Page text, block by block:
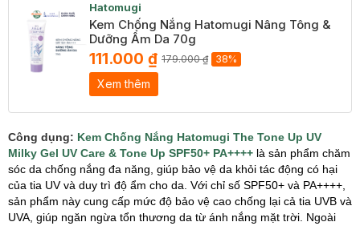
Hatomugi
Kem Chống Nắng Hatomugi Nâng Tông &
Dưỡng Ẩm Da 70g
111.000 ₫ 179.000 ₫ 38%
Xem thêm
Công dụng: Kem Chống Nắng Hatomugi The Tone Up UV
Milky Gel UV Care & Tone Up SPF50+ PA++++ là sản phẩm chăm
sóc da chống nắng đa năng, giúp bảo vệ da khỏi tác động có hại
của tia UV và duy trì độ ẩm cho da. Với chỉ số SPF50+ và PA++++,
sản phẩm này cung cấp mức độ bảo vệ cao chống lại cả tia UVB và
UVA, giúp ngăn ngừa tổn thương da từ ánh nắng mặt trời. Ngoài